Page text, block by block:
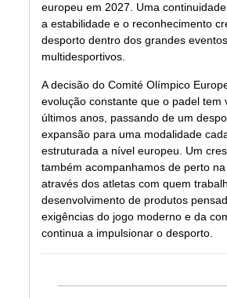
europeu em 2027. Uma
a estabilidade e o reconhecimento
desporto dentro dos grandes eventos
multidesportivos.
A decisão do Comité Olímpico
evolução constante que o padel tem
últimos anos, passando de um
expansão para uma modalidade
estruturada a nível europeu. Um
também acompanhamos de perto
através dos atletas com quem
desenvolvimento de produtos
exigências do jogo moderno e da
continua a impulsionar o desporto.